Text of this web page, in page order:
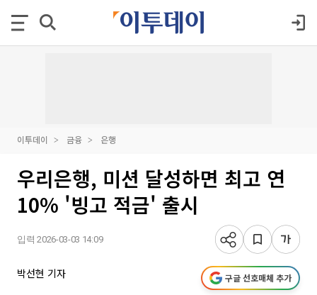
이투데이 금융 은행
우리은행, 미션 달성하면 최고 연
10% '빙고 적금' 출시
입력 2026-03-03 14:09
박선현 기자 구글 선호매체 추가